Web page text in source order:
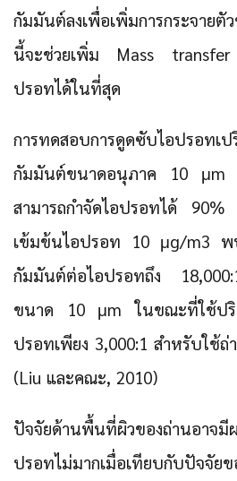
กัมมันต์ลงเพื่อเพิ่มการกระจายตั
นี้จะช่วยเพิ่ม Mass transfer
ปรอทได้ในที่สุด
การทดสอบการดูดซับไอปรอทเป
กัมมันต์ขนาดอนุภาค 10
สามารถกำจัดไอปรอทได้ 90%
เข้มข้นไอปรอท 10 μg/m3 พ
กัมมันต์ต่อไอปรอทถึง
ขนาด 10 μm ในขณะที่ใช้ปริ
ปรอทเพียง 3,000:1 สำหรับใช้
(Liu และคณะ, 2010)
ปัจจัยด้านพื้นที่ผิวของถ่านอาจมี
ปรอทไม่มากเมื่อเทียบกับปัจจัย